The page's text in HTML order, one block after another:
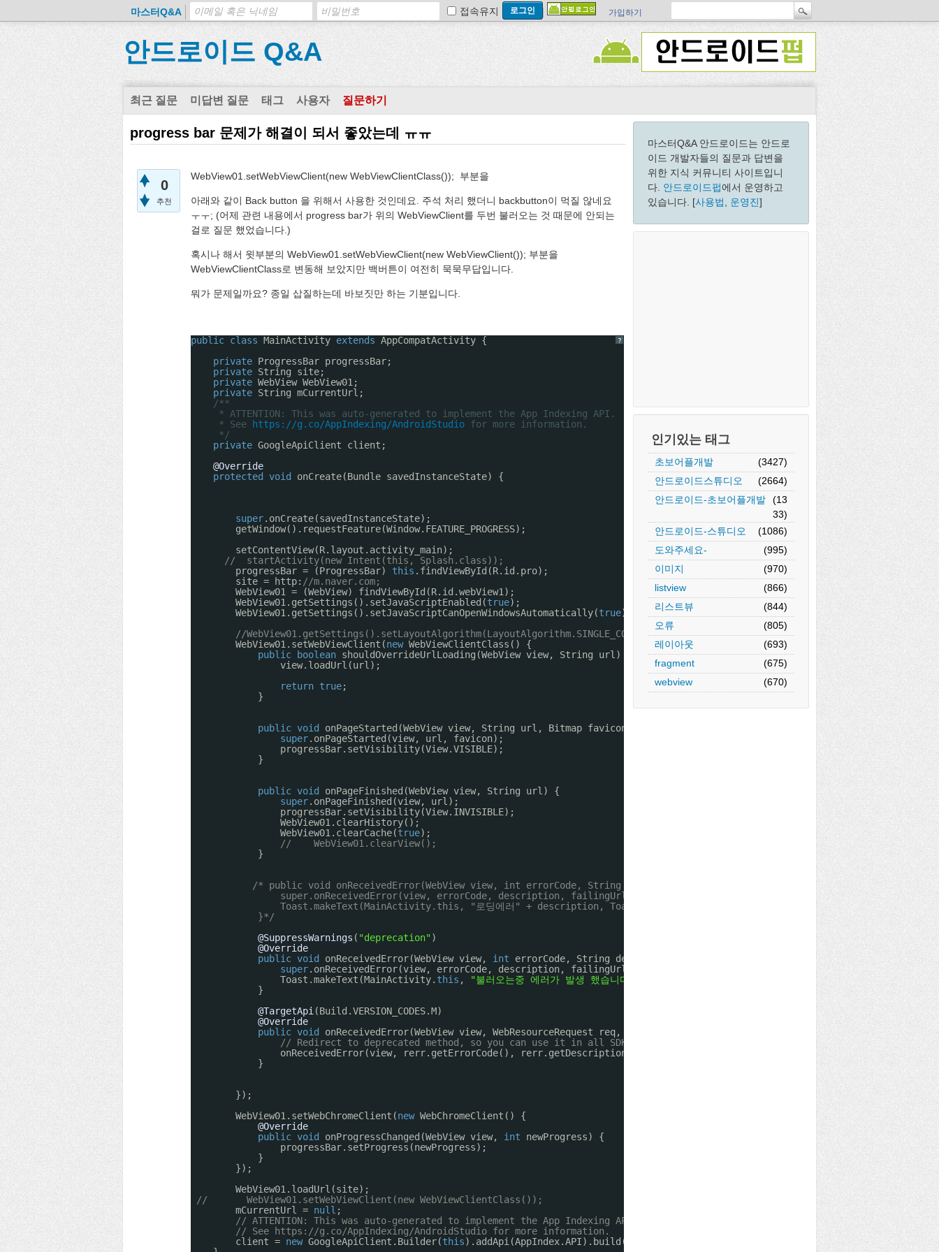
마스터Q&A 접속유지 가입하기
안드로이드 Q&A
최근 질문 미답변 질문 태그 사용자 질문하기
마스터Q&A 안드로이드는 안드로
이드 개발자들의 질문과 답변을
위한 지식 커뮤니티 사이트입니
다. 안드로이드펍에서 운영하고
있습니다. [사용법 운영진]
인기있는 태그
초보어플개발
(3427)
안드로이드스튜디오
(2664)
안드로이드-초보어플개발
(13
33)
안드로이드-스튜디오
(1086)
도와주세요-
(995)
이미지
(970)
listview
(866)
리스트뷰
(844)
오류
(805)
레이아웃
(693)
fragment
(675)
webview
(670)
progress bar 문제가 해결이 되서 좋았는데 ㅠㅠ
0
추천
WebView01.setWebViewClient(new WebViewClientClass()); 부분을
아래와 같이 Back button 을 위해서 사용한 것인데요. 주석 처리 했더니 backbutton이 먹질 않네요
ㅜㅜ; (어제 관련 내용에서 progress bar가 위의 WebViewClient를 두번 불러오는 것 때문에 안되는
걸로 질문 했었습니다.)
혹시나 해서 윗부분의 WebView01.setWebViewClient(new WebViewClient()); 부분을
WebViewClientClass로 변동해 보았지만 백버튼이 여전히 묵묵무답입니다.
뭐가 문제일까요? 종일 삽질하는데 바보짓만 하는 기분입니다.
?
public class MainActivity extends AppCompatActivity {
private ProgressBar progressBar;
private String site;
private WebView WebView01;
private String mCurrentUrl;
/**
* ATTENTION: This was auto-generated to implement the App Indexing API.
* See
https://g.co/AppIndexing/AndroidStudio for more information.
*/
private GoogleApiClient client;
@Override
protected
void onCreate(Bundle savedInstanceState) {
super.onCreate(savedInstanceState);
getWindow().requestFeature(Window.FEATURE_PROGRESS);
setContentView(R.layout.activity_main);
//  startActivity(new Intent(this, Splash.class));
progressBar = (ProgressBar) this .findViewById(R.id.pro);
site = http: //m.naver.com;
WebView01 = (WebView) findViewById(R.id.webView1);
WebView01.getSettings().setJavaScriptEnabled(true);
WebView01.getSettings().setJavaScriptCanOpenWindowsAutomatically(true);
//WebView01.getSettings().setLayoutAlgorithm(LayoutAlgorithm.SINGLE_COLUMN);
WebView01.setWebViewClient(new WebViewClientClass() {
public
boolean shouldOverrideUrlLoading(WebView view, String url) {
view.loadUrl(url);
return true;
}
public void
onPageStarted(WebView view, String url, Bitmap favicon) {
super.onPageStarted(view, url, favicon);
progressBar.setVisibility(View.VISIBLE);
}
public void
onPageFinished(WebView view, String url) {
super.onPageFinished(view, url);
progressBar.setVisibility(View.INVISIBLE);
WebView01.clearHistory();
WebView01.clearCache(true);
//    WebView01.clearView();
}
/* public void onReceivedError(WebView view, int errorCode, String description, String failingUrl) {
super.onReceivedError(view, errorCode, description, failingUrl);
Toast.makeText(MainActivity.this, "로딩에러" + description, Toast.LENGTH_SHORT).show();
}*/
@SuppressWarnings ( "deprecation")
@Override
public void onReceivedError(WebView view, int
errorCode, String description, String failingUrl) {
super.onReceivedError(view, errorCode, description, failingUrl);
Toast.makeText(MainActivity. this , "불러오는중 에러가 발생 했습니다."
}
@TargetApi (Build.VERSION_CODES.M)
@Override
public void
onReceivedError(WebView view, WebResourceRequest req, WebResourceError rerr) {
// Redirect to deprecated method, so you can use it in all SDK versions
onReceivedError(view, rerr.getErrorCode(), rerr.getDescription().toString(), req.getUrl().toString());
}
});
WebView01.setWebChromeClient(new WebChromeClient() {
@Override
public void onProgressChanged(WebView view, int
newProgress) {
progressBar.setProgress(newProgress);
}
});
WebView01.loadUrl(site);
//       WebView01.setWebViewClient(new WebViewClientClass());
mCurrentUrl = null ;
// ATTENTION: This was auto-generated to implement the App Indexing API.
// See
https://g.co/AppIndexing/AndroidStudio for more information.
client = new GoogleApiClient.Builder(this).addApi(AppIndex.API).build();